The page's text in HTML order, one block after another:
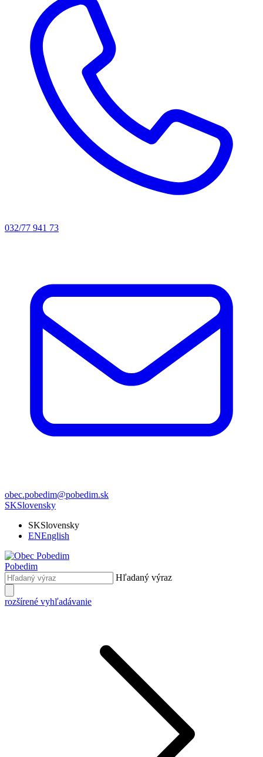
032/77 941 73
obec.pobedim@pobedim.sk
SKSlovensky
SKSlovensky
ENEnglish
Pobedim
Hľadaný výraz
rozšírené vyhľadávanie